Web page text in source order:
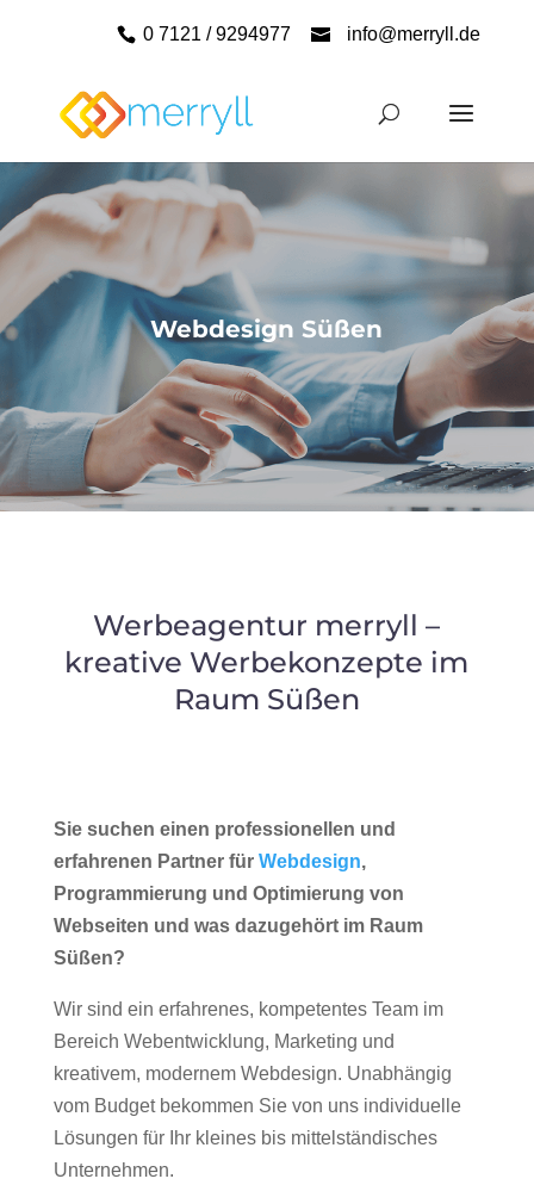
0 7121 / 9294977 info@merryll.de
Webdesign Süßen
Werbeagentur merryll –
kreative Werbekonzepte im
Raum Süßen
Sie suchen einen professionellen und
erfahrenen Partner für Webdesign,
Programmierung und Optimierung von
Webseiten und was dazugehört im Raum
Süßen?
Wir sind ein erfahrenes, kompetentes Team im
Bereich Webentwicklung, Marketing und
kreativem, modernem Webdesign. Unabhängig
vom Budget bekommen Sie von uns individuelle
Lösungen für Ihr kleines bis mittelständisches
Unternehmen.